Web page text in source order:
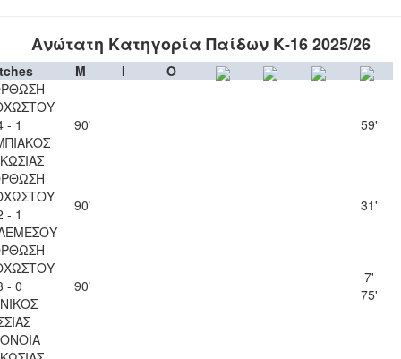
Ανώτατη Κατηγορία Παίδων Κ-16 2025/26
M I
O
- 1
90' 59'
- 1
90' 31'
- 0
90'
7'
75'